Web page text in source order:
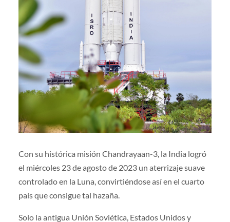
Con su histórica misión Chandrayaan-3, la India logró
el miércoles 23 de agosto de 2023 un aterrizaje suave
controlado en la Luna, convirtiéndose así en el cuarto
país que consigue tal hazaña.
Solo la antigua Unión Soviética, Estados Unidos y